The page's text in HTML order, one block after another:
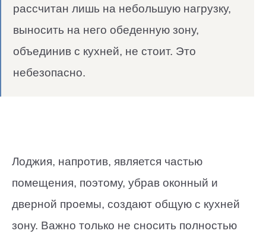
рассчитан лишь на небольшую нагрузку,
выносить на него обеденную зону,
объединив с кухней, не стоит. Это
небезопасно.
Лоджия, напротив, является частью
помещения, поэтому, убрав оконный и
дверной проемы, создают общую с кухней
зону. Важно только не сносить полностью